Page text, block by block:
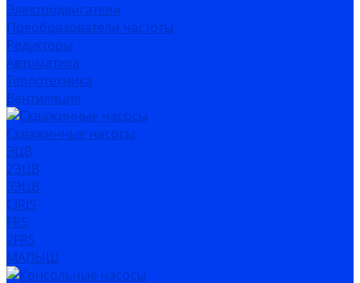
Электродвигатели
Преобразователи частоты
Редукторы
Автоматика
Теплотехника
Вентиляция
Скважинные насосы
ЭЦВ
2ЭЦВ
3ЭЦВ
CIRIS
FRS
2FRS
МАЛЫШ